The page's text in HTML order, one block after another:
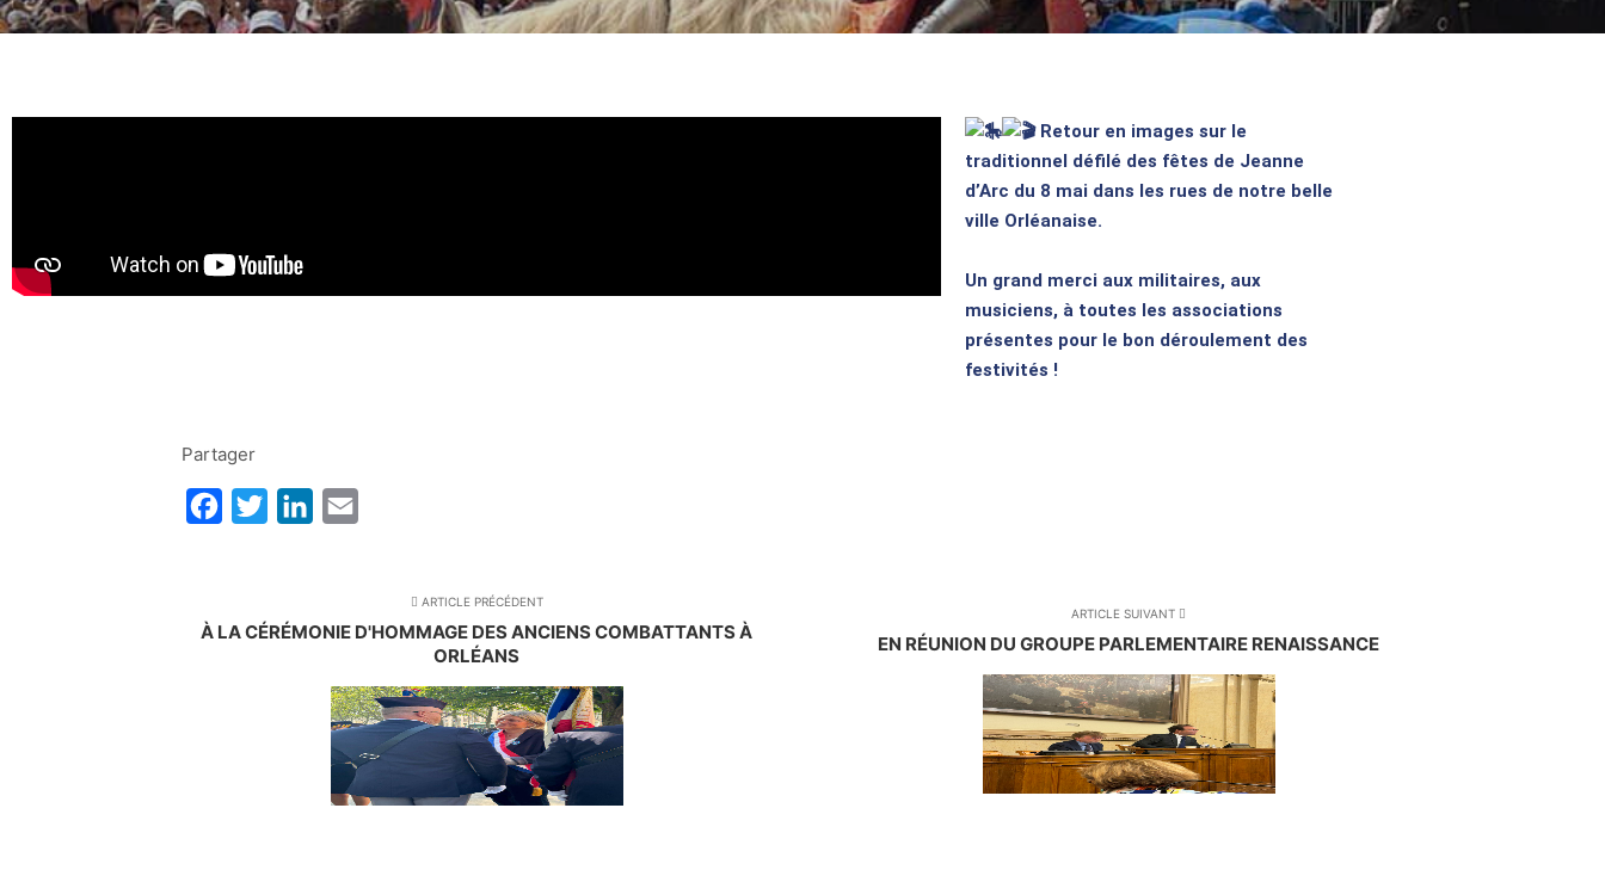
Retour en images sur le
traditionnel défilé des fêtes de Jeanne
d’Arc du 8 mai dans les rues de notre belle
ville Orléanaise.
Un grand merci aux militaires, aux
musiciens, à toutes les associations
présentes pour le bon déroulement des
festivités !
Partager
FacebookTwitterLinkedIn
ARTICLE PRÉCÉDENT
À LA CÉRÉMONIE D'HOMMAGE DES ANCIENS COMBATTANTS À
ORLÉANS
ARTICLE SUIVANT
EN RÉUNION DU GROUPE PARLEMENTAIRE RENAISSANCE